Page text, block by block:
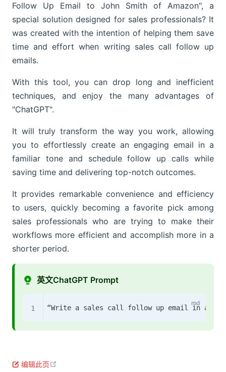
Follow Up Email to John Smith of Amazon", a
special solution designed for sales professionals? It
was created with the intention of helping them save
time and effort when writing sales call follow up
emails.
With this tool, you can drop long and inefficient
techniques, and enjoy the many advantages of
"ChatGPT".
It will truly transform the way you work, allowing
you to effortlessly create an engaging email in a
familiar tone and schedule follow up calls while
saving time and delivering top-notch outcomes.
It provides remarkable convenience and efficiency
to users, quickly becoming a favorite pick among
sales professionals who are trying to make their
workflows more efficient and accomplish more in a
shorter period.
英文ChatGPT Prompt
编辑此页